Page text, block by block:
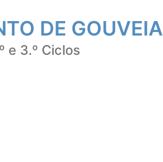
DE GOUVEIA
e 3.º Ciclos